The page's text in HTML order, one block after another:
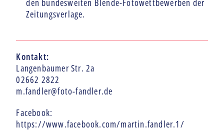
den bundesweiten Blende-Fotowettbewerben der
Zeitungsverlage.
Kontakt:
Langenbaumer Str. 2a
02662 2822
m.fandler@foto-fandler.de
Facebook:
https://www.facebook.com/martin.fandler.1/